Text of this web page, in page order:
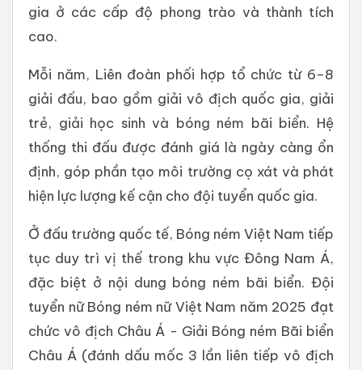
gia ở các cấp độ phong trào và thành tích
cao.
Mỗi năm, Liên đoàn phối hợp tổ chức từ 6–8
giải đấu, bao gồm giải vô địch quốc gia, giải
trẻ, giải học sinh và bóng ném bãi biển. Hệ
thống thi đấu được đánh giá là ngày càng ổn
định, góp phần tạo môi trường cọ xát và phát
hiện lực lượng kế cận cho đội tuyển quốc gia.
Ở đấu trường quốc tế, Bóng ném Việt Nam tiếp
tục duy trì vị thế trong khu vực Đông Nam Á,
đặc biệt ở nội dung bóng ném bãi biển. Đội
tuyển nữ Bóng ném nữ Việt Nam năm 2025 đạt
chức vô địch Châu Á - Giải Bóng ném Bãi biển
Châu Á (đánh dấu mốc 3 lần liên tiếp vô địch